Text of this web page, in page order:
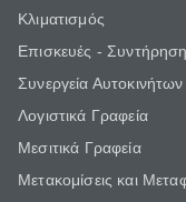
Κλιματισμός
Επισκευές -
Συνεργεία Αυτοκινήτων
Λογιστικά Γραφεία
Μεσιτικά Γραφεία
Μετακομίσεις και